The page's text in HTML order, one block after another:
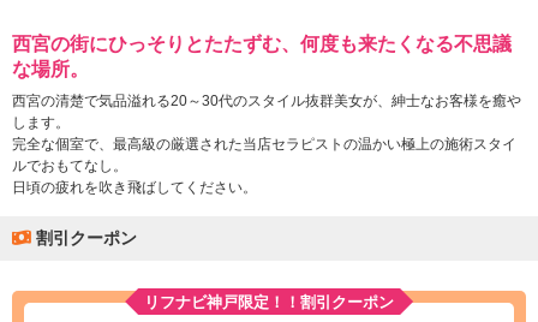
西宮の街にひっそりとたたずむ、何度も来たくなる不思議
な場所。
西宮の清楚で気品溢れる20～30代のスタイル抜群美女が、紳士なお客様を癒や
します。
完全な個室で、最高級の厳選された当店セラピストの温かい極上の施術スタイ
ルでおもてなし。
日頃の疲れを吹き飛ばしてください。
割引クーポン
リフナビ神戸限定！！割引クーポン